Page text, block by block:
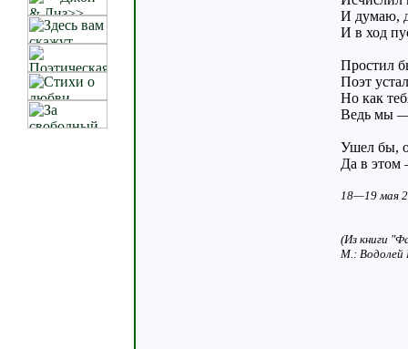
И думаю,
И в ход
Простил
Поэт
Но как
Ведь мы
Ушел бы,
Да в этом
18—19 мая
(Из книги
М.: Водолей